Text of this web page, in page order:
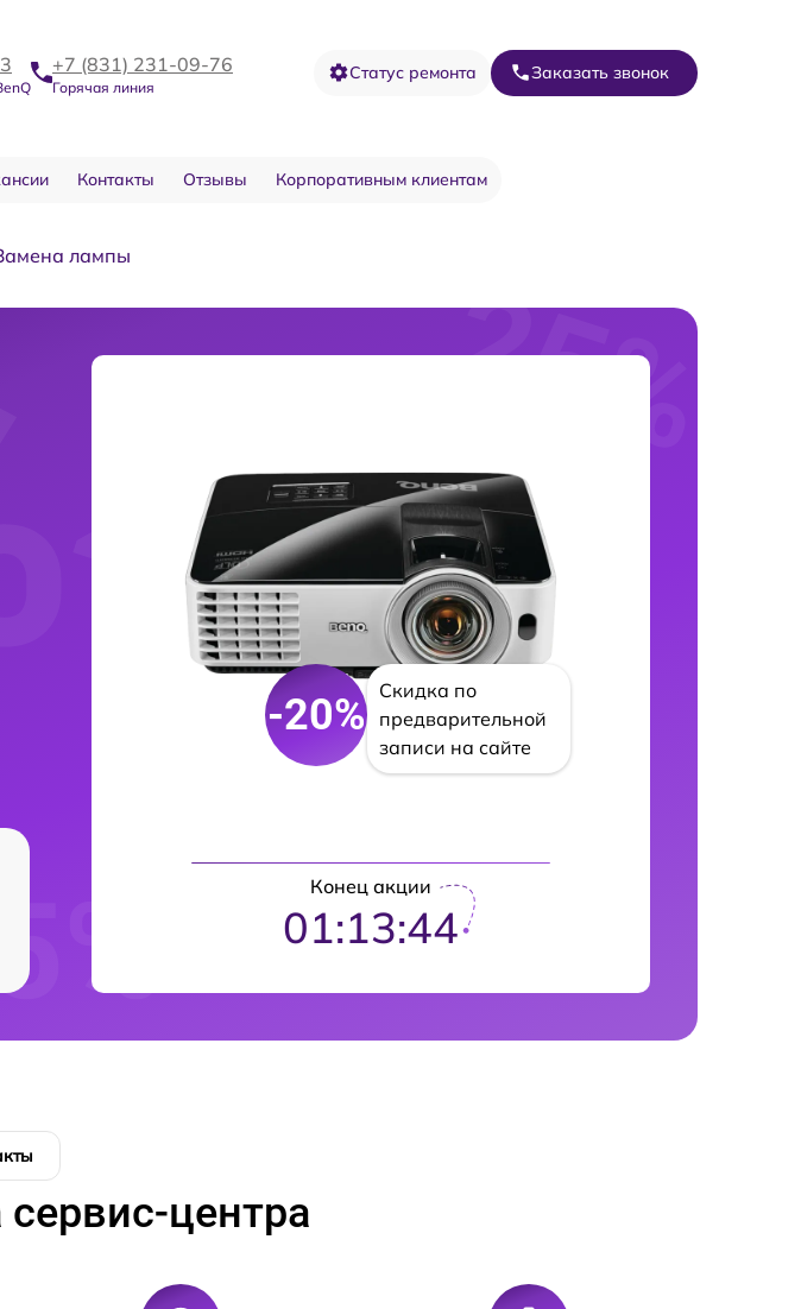
+7 (831) 231-09-76
Горячая линия
Статус ремонта Заказать звонок
Контакты Отзывы Корпоративным клиентам
лампы
-20%
Скидка по
предварительной
записи на сайте
Конец акции
01:13:43
центра